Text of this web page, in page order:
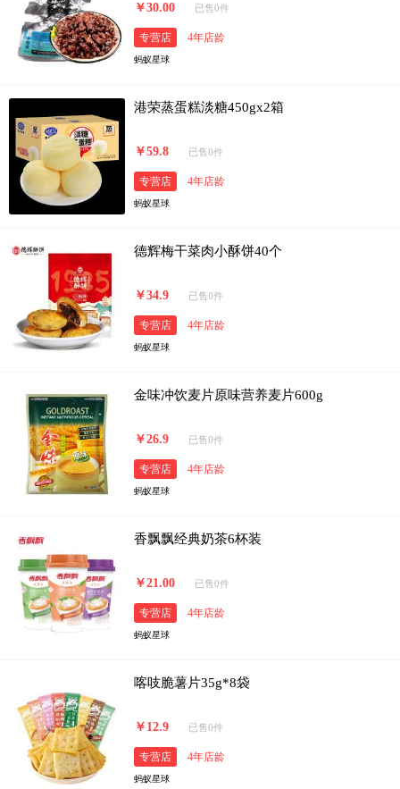
￥30.00 已售0件
专营店 4年店龄
蚂蚁星球
港荣蒸蛋糕淡糖450gx2箱
￥59.8 已售0件
专营店 4年店龄
蚂蚁星球
德辉梅干菜肉小酥饼40个
￥34.9 已售0件
专营店 4年店龄
蚂蚁星球
金味冲饮麦片原味营养麦片600g
￥26.9 已售0件
专营店 4年店龄
蚂蚁星球
香飘飘经典奶茶6杯装
￥21.00 已售0件
专营店 4年店龄
蚂蚁星球
喀吱脆薯片35g*8袋
￥12.9 已售0件
专营店 4年店龄
蚂蚁星球